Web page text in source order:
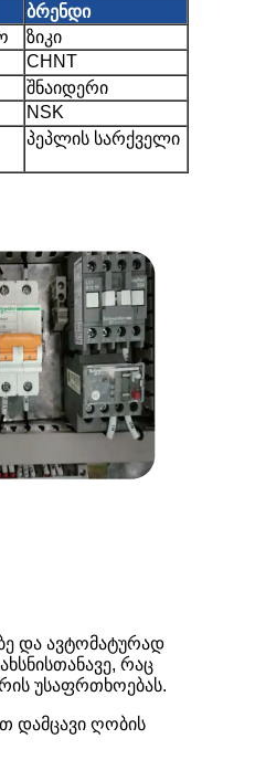
ბრენდი
ზიკი
CHNT
შნაიდერი
NSK
პეპლის სარქველი
და ავტომატურად
რაც
უსაფრთხოებას.
დამცავი ღობის